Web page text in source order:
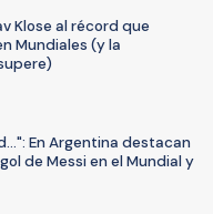
Klose al récord que
Mundiales (y la
En Argentina destacan
de Messi en el Mundial y